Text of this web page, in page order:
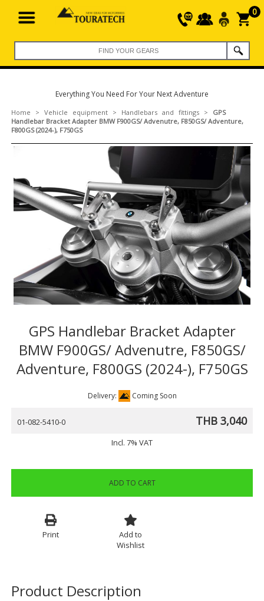
0
Everything You Need For Your Next Adventure
Home > Vehicle equipment> Handlebars and fittings> GPS
Handlebar Bracket Adapter BMW F900GS/ Advenutre, F850GS/ Adventure,
F800GS (2024-), F750GS
GPS Handlebar Bracket Adapter
BMW F900GS/ Advenutre, F850GS/
Adventure, F800GS (2024-), F750GS
Delivery: Coming Soon
01-082-5410-0 THB 3,040
Incl. 7% VAT
ADD TO CART
Print
Add to
Wishlist
Product Description